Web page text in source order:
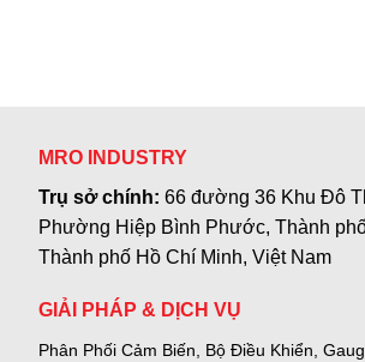
MRO INDUSTRY
Trụ sở chính:66 đường 36 Khu Đô
Phường Hiệp Bình Phước, Thành
Thành phố Hồ Chí Minh, Việt Nam
GIẢI PHÁP & DỊCH VỤ
Phân Phối Cảm Biến, Bộ Điều Khiển,